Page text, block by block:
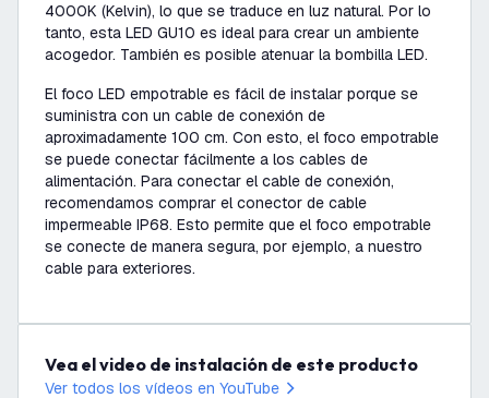
4000K (Kelvin), lo que se traduce en luz natural. Por lo
tanto, esta LED GU10 es ideal para crear un ambiente
acogedor. También es posible atenuar la bombilla LED.
El foco LED empotrable es fácil de instalar porque se
suministra con un cable de conexión de
aproximadamente 100 cm. Con esto, el foco empotrable
se puede conectar fácilmente a los cables de
alimentación. Para conectar el cable de conexión,
recomendamos comprar el conector de cable
impermeable IP68. Esto permite que el foco empotrable
se conecte de manera segura, por ejemplo, a nuestro
cable para exteriores.
Vea el video de instalación de este producto
Ver todos los vídeos en YouTube